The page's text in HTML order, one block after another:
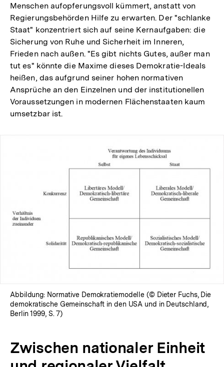
Menschen aufopferungsvoll kümmert, anstatt von
Regierungsbehörden Hilfe zu erwarten. Der "schlanke
Staat" konzentriert sich auf seine Kernaufgaben: die
Sicherung von Ruhe und Sicherheit im Inneren,
Frieden nach außen. "Es gibt nichts Gutes, außer man
tut es" könnte die Maxime dieses Demokratie-Ideals
heißen, das aufgrund seiner hohen normativen
Ansprüche an den Einzelnen und der institutionellen
Voraussetzungen in modernen Flächenstaaten kaum
umsetzbar ist.
Abbildung: Normative Demokratiemodelle (© Dieter Fuchs, Die
demokratische Gemeinschaft in den USA und in Deutschland,
Berlin 1999, S. 7)
Zwischen nationaler Einheit